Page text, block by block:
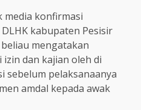
media konfirmasi
kabupaten Pesisir
mengatakan
dan kajian oleh di
sebelum pelaksanaanya
amdal kepada awak